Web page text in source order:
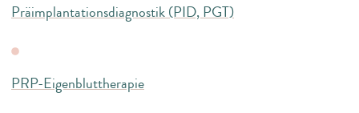
Präimplantationsdiagnostik (PID, PGT)
PRP-Eigenbluttherapie